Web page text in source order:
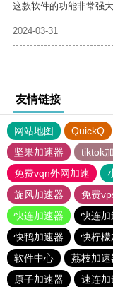
这款软件的功能非常强
2024-03-31
友情链接
网站地图 QuickQ
坚果加速器
tiktok
免费vqn外网加速
旋风加速器
免费
快连加速器
快连加
快鸭加速器
快柠檬
软件中心
荔枝加速
原子加速器
速连加